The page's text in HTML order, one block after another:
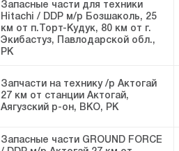
Запасные части для техники
Hitachi / DDP м/р Бозшаколь, 25
км от п.Торт-Кудук, 80 км от г.
Экибастуз, Павлодарской обл.,
РК
Запчасти на технику /р Актогай
27 км от станции Актогай,
Аягузский р-он, ВКО, РК
Запасные части GROUND FORCE